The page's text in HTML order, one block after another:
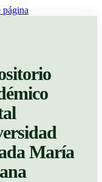
página
María